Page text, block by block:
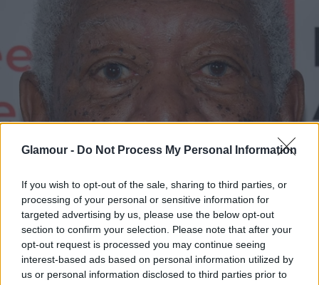
Glamour - Do Not Process My Personal Information
If you wish to opt-out of the sale, sharing to third parties, or
processing of your personal or sensitive information for
targeted advertising by us, please use the below opt-out
section to confirm your selection. Please note that after your
opt-out request is processed you may continue seeing
interest-based ads based on personal information utilized by
us or personal information disclosed to third parties prior to
Áldozattal, elkövetővel, terapeutával, bíróval és